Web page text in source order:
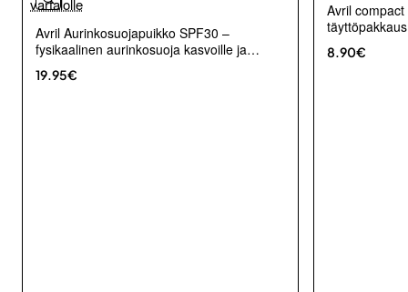
Avril Aurinkosuojapuikko SPF30 –
fysikaalinen aurinkosuoja kasvoille ja
vartalolle
19.95€
Avril
täyttöpakkaus
8.90€